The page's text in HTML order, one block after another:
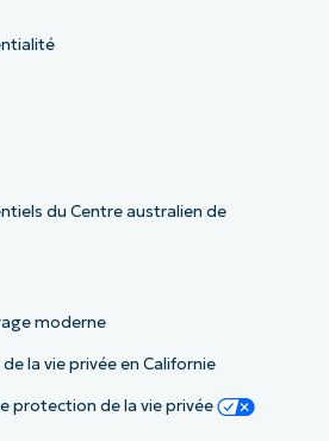
du Centre australien de
moderne
la vie privée en Californie
protection de la vie privée